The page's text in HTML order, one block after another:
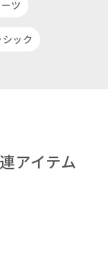
ツ
ック
アイテム